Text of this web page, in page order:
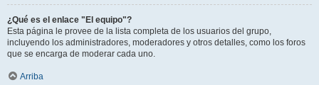
¿Qué es el enlace "El equipo"?
Esta página le provee de la lista completa de los usuarios del grupo,
incluyendo los administradores, moderadores y otros detalles, como los foros
que se encarga de moderar cada uno.
Arriba